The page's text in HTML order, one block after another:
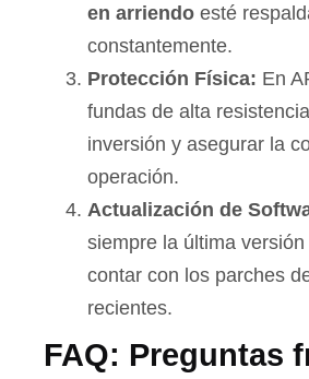
en arriendo esté
constantemente.
Protección Física: En
fundas de alta
inversión y asegurar la
operación.
Actualización de
siempre la última
contar con los parches
recientes.
FAQ: Preguntas